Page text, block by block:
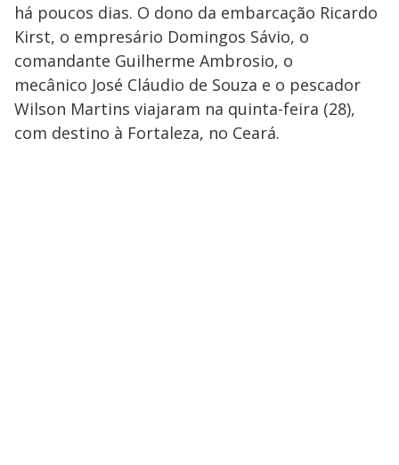
há poucos dias. O dono da embarcação Ricardo
Kirst, o empresário Domingos Sávio, o
comandante Guilherme Ambrosio, o
mecânico José Cláudio de Souza e o pescador
Wilson Martins viajaram na quinta-feira (28),
com destino à Fortaleza, no Ceará.